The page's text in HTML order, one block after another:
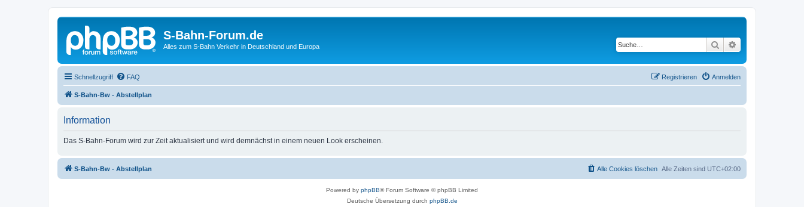
S-Bahn-Forum.de
Alles zum S-Bahn Verkehr in Deutschland und Europa Suche
Schnellzugriff FAQ Anmelden
Registrieren
S-Bahn-Bw - Abstellplan
Information
Das S-Bahn-Forum wird zur Zeit aktualisiert und wird demnächst in einem neuen Look erscheinen.
S-Bahn-Bw - Abstellplan Alle Zeiten sind UTC+02:00
Alle Cookies löschen
Powered by phpBB® Forum Software © phpBB Limited
Deutsche Übersetzung durch phpBB.de